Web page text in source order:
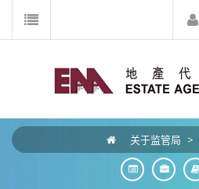
关于监管局 >